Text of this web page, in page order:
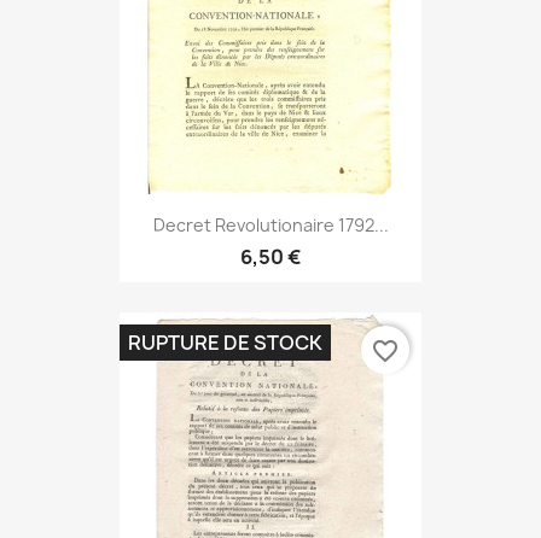
Decret Revolutionaire 1792...
6,50 €
RUPTURE DE STOCK favorite_border